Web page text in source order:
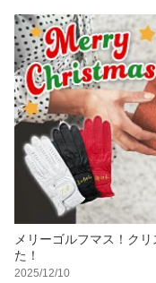
メリーゴルフマス！ク
た！
2025/12/10